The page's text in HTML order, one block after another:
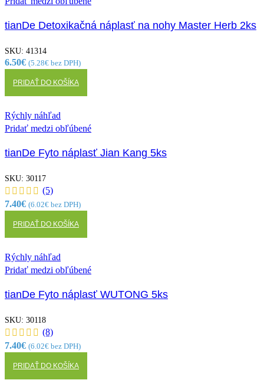
tianDe Detoxikačná náplasť na nohy Master Herb 2ks
SKU: 41314
6.50€ (5.28€ bez DPH)
PRIDAŤ DO KOŠÍKA
Rýchly náhľad
Pridať medzi obľúbené
tianDe Fyto náplasť Jian Kang 5ks
SKU: 30117
(5)
7.40€ (6.02€ bez DPH)
PRIDAŤ DO KOŠÍKA
Rýchly náhľad
Pridať medzi obľúbené
tianDe Fyto náplasť WUTONG 5ks
SKU: 30118
(8)
7.40€ (6.02€ bez DPH)
PRIDAŤ DO KOŠÍKA